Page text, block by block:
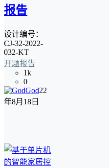
报告
设计编号：
CJ-32-2022-
032-KT
开题报告
1k
0
God22
年8月18日